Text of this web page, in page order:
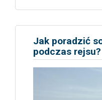
Jak poradzić
podczas rejsu?